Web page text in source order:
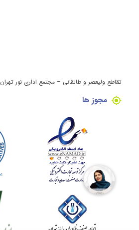
تقاطع ولیعصر و طالقانی – مجتمع اداری نور تهران
مجوز ها